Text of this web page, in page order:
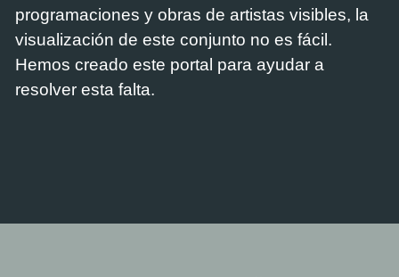
programaciones y obras de artistas visibles, la
visualización de este conjunto no es fácil.
Hemos creado este portal para ayudar a
resolver esta falta.